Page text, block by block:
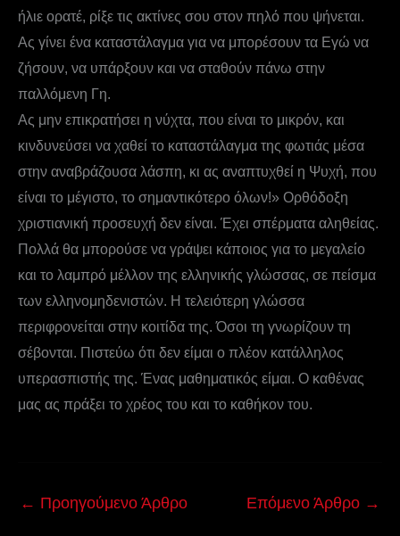
ήλιε ορατέ, ρίξε τις ακτίνες σου στον πηλό που ψήνεται.
Ας γίνει ένα καταστάλαγμα για να μπορέσουν τα Εγώ να
ζήσουν, να υπάρξουν και να σταθούν πάνω στην
παλλόμενη Γη.
Ας μην επικρατήσει η νύχτα, που είναι το μικρόν, και
κινδυνεύσει να χαθεί το καταστάλαγμα της φωτιάς μέσα
στην αναβράζουσα λάσπη, κι ας αναπτυχθεί η Ψυχή, που
είναι το μέγιστο, το σημαντικότερο όλων!» Ορθόδοξη
χριστιανική προσευχή δεν είναι. Έχει σπέρματα αληθείας.
Πολλά θα μπορούσε να γράψει κάποιος για το μεγαλείο
και το λαμπρό μέλλον της ελληνικής γλώσσας, σε πείσμα
των ελληνομηδενιστών. Η τελειότερη γλώσσα
περιφρονείται στην κοιτίδα της. Όσοι τη γνωρίζουν τη
σέβονται. Πιστεύω ότι δεν είμαι ο πλέον κατάλληλος
υπερασπιστής της. Ένας μαθηματικός είμαι. Ο καθένας
μας ας πράξει το χρέος του και το καθήκον του.
← Προηγούμενο Άρθρο Επόμενο Άρθρο →